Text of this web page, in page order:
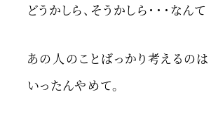
どうかしら、そうかしら・・・なんて
あの人のことばっかり考えるのは
いったんやめて。